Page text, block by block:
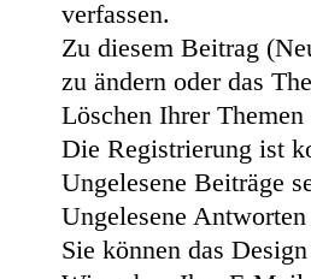
verfassen.
Zu diesem Beitrag
zu ändern oder das
Löschen Ihrer
Die Registrierung ist
Ungelesene Beiträge
Ungelesene
Sie können das